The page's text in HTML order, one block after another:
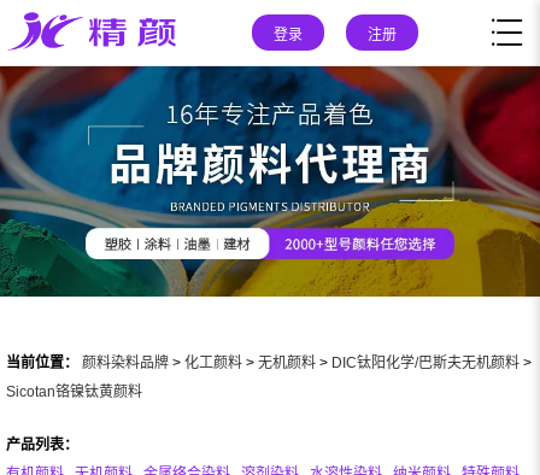
登录 注册
当前位置： 颜料染料品牌 > 化工颜料 > 无机颜料 > DIC钛阳化学/巴斯夫无机颜料 >
Sicotan铬镍钛黄颜料
产品列表：